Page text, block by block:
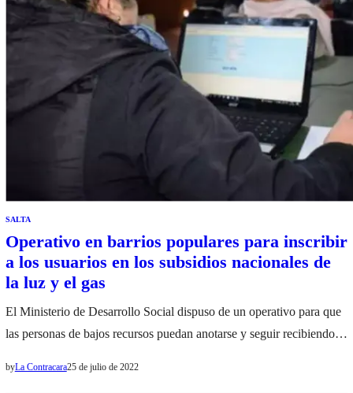
SALTA
Operativo en barrios populares para inscribir
a los usuarios en los subsidios nacionales de
la luz y el gas
El Ministerio de Desarrollo Social dispuso de un operativo para que
las personas de bajos recursos puedan anotarse y seguir recibiendo
byLa Contracara25 de julio de 2022